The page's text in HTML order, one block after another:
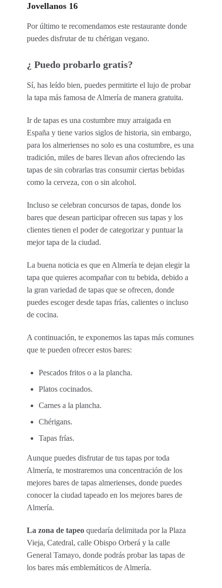
Jovellanos 16
Por último te recomendamos este restaurante donde
puedes disfrutar de tu chérigan vegano.
¿ Puedo probarlo gratis?
Sí, has leído bien, puedes permitirte el lujo de probar
la tapa más famosa de Almería de manera gratuita.
Ir de tapas es una costumbre muy arraigada en
España y tiene varios siglos de historia, sin embargo,
para los almerienses no solo es una costumbre, es una
tradición, miles de bares llevan años ofreciendo las
tapas de sin cobrarlas tras consumir ciertas bebidas
como la cerveza, con o sin alcohol.
Incluso se celebran concursos de tapas, donde los
bares que desean participar ofrecen sus tapas y los
clientes tienen el poder de categorizar y puntuar la
mejor tapa de la ciudad.
La buena noticia es que en Almería te dejan elegir la
tapa que quieres acompañar con tu bebida, debido a
la gran variedad de tapas que se ofrecen, donde
puedes escoger desde tapas frías, calientes o incluso
de cocina.
A continuación, te exponemos las tapas más comunes
que te pueden ofrecer estos bares:
Pescados fritos o a la plancha.
Platos cocinados.
Carnes a la plancha.
Chérigans.
Tapas frías.
Aunque puedes disfrutar de tus tapas por toda
Almería, te mostraremos una concentración de los
mejores bares de tapas almerienses, donde puedes
conocer la ciudad tapeado en los mejores bares de
Almería.
La zona de tapeo quedaría delimitada por la Plaza
Vieja, Catedral, calle Obispo Orberá y la calle
General Tamayo, donde podrás probar las tapas de
los bares más emblemáticos de Almería.